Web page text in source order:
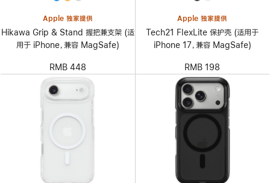
Apple 独家提供
Hikawa Grip & Stand 握把兼支架 (适
用于 iPhone，兼容 MagSafe)
RMB 448
Apple 独家提供
Tech21 FlexLite 保护壳 (适用于
iPhone 17，兼容 MagSafe)
RMB 198